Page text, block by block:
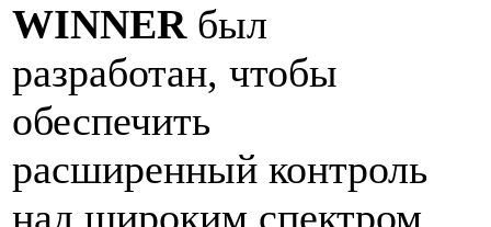
WINNERбыл
разработан, чтобы
обеспечить
расширенный контроль
над широким спектром